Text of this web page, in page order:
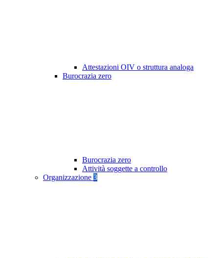
Attestazioni OIV o struttura analoga
Burocrazia zero
Burocrazia zero
Attività soggette a controllo
Organizzazione 3